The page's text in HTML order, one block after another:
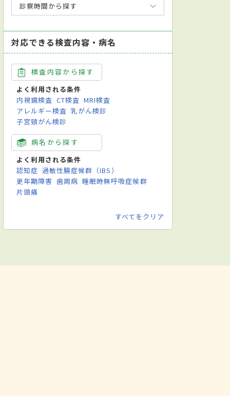
診察時間から探す
対応できる検査内容・病名
検査内容から探す
よく利用される条件
内視鏡検査 CT検査 MRI検査
アレルギー検査 乳がん検診
子宮頸がん検診
病名から探す
よく利用される条件
認知症 過敏性腸症候群（IBS）
更年期障害 歯周病 睡眠時無呼吸症候群
片頭痛
すべてをクリア